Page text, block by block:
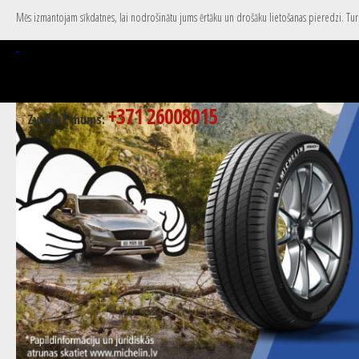
Mēs izmantojam sīkdatnes, lai nodrošinātu jums ērtāku un drošāku lietošanas pieredzi.
Zvaniet mums:+371 26008015